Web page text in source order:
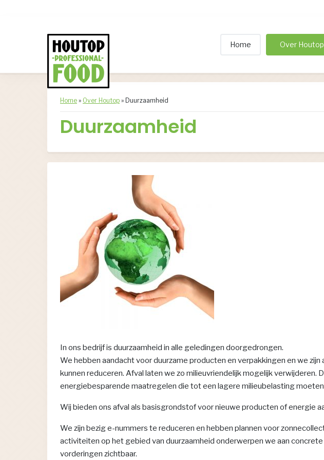
Home Over Houtop
Home » Over Houtop » Duurzaamheid
Duurzaamheid
In ons bedrijf is duurzaamheid in alle geledingen doorgedrongen.
We hebben aandacht voor duurzame producten en verpakkingen en we
kunnen reduceren. Afval laten we zo milieuvriendelijk mogelijk verwijderen.
energiebesparende maatregelen die tot een lagere milieubelasting moeten
Wij bieden ons afval als basisgrondstof voor nieuwe producten of energie
We zijn bezig e-nummers te reduceren en hebben plannen voor
activiteiten op het gebied van duurzaamheid onderwerpen we aan
vorderingen zichtbaar.